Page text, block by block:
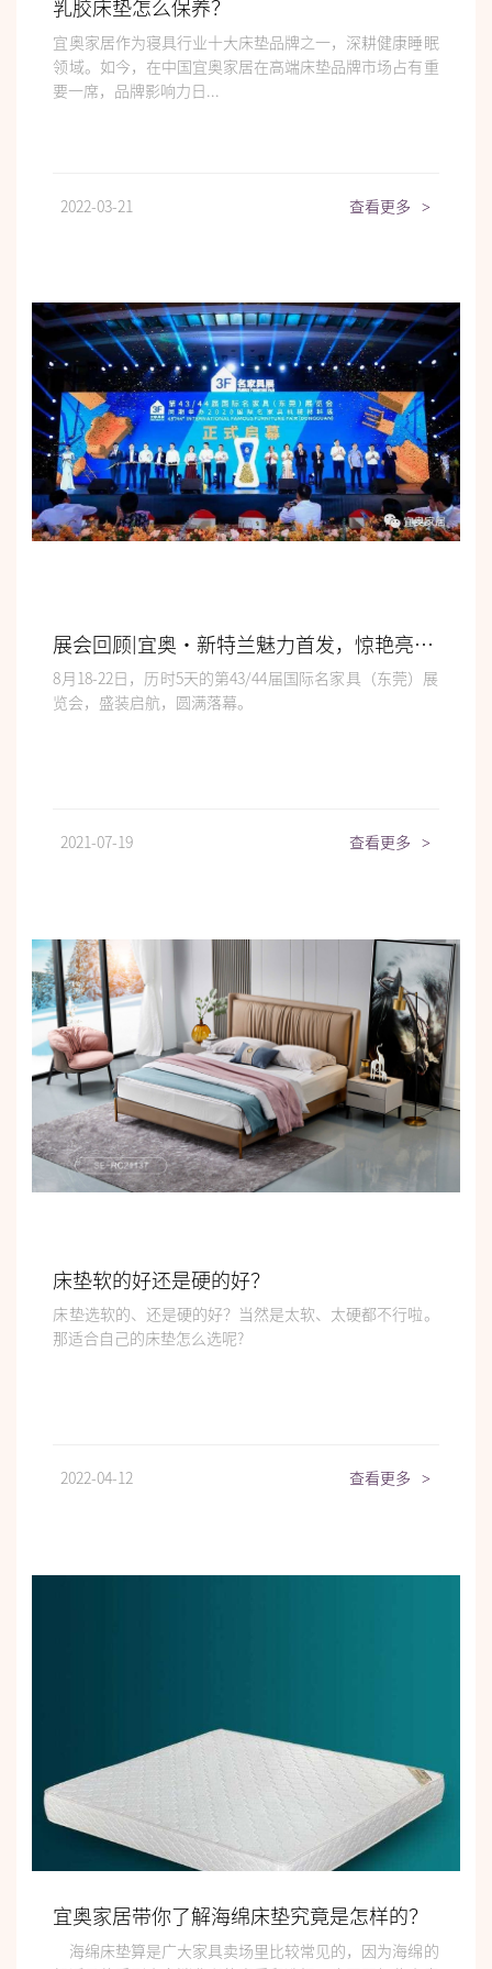
乳胶床垫怎么保养？
宜奥家居作为寝具行业十大床垫品牌之一，深耕健康睡眠
领域。如今，在中国宜奥家居在高端床垫品牌市场占有重
要一席，品牌影响力日...
2022-03-21 查看更多 >
展会回顾|宜奥•新特兰魅力首发，惊艳亮相！
8月18-22日，历时5天的第43/44届国际名家具（东莞）展
览会，盛装启航，圆满落幕。
2021-07-19 查看更多 >
床垫软的好还是硬的好？
床垫选软的、还是硬的好？当然是太软、太硬都不行啦。
那适合自己的床垫怎么选​呢?
2022-04-12 查看更多 >
宜奥家居带你了解海绵床垫究竟是怎样的？
海绵床垫算是广大家具卖场里比较常见的，因为海绵的